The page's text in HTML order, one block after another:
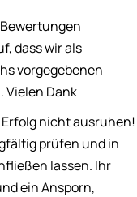
dass wir als
vorgegebenen
Vielen Dank
nicht ausruhen!
prüfen und in
lassen. Ihr
ein Ansporn,